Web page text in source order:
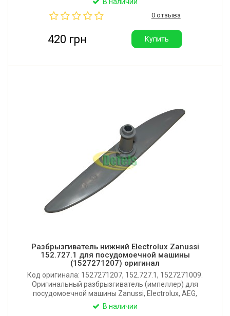
В наличии
0 отзыва
420 грн Купить
Разбрызгиватель нижний Electrolux Zanussi
152.727.1 для посудомоечной машины
(1527271207) оригинал
Код оригинала: 1527271207, 152.727.1, 1527271009.
Оригинальный разбрызгиватель (импеллер) для
посудомоечной машины Zanussi, Electrolux, AEG,
Privileg. Длина: 340 мм. Производитель: Италия.
В наличии